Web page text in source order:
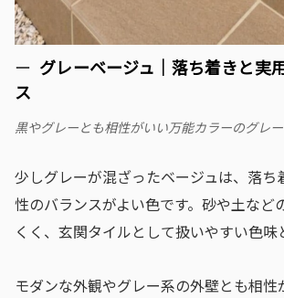
グレーベージュ｜落ち着きと実
ス
黒やグレーとも相性がいい万能カラーのグレ
少しグレーが混ざったベージュは、落ち
性のバランスがよい色です。砂や土など
くく、玄関タイルとして扱いやすい色味
モダンな外観やグレー系の外壁とも相性